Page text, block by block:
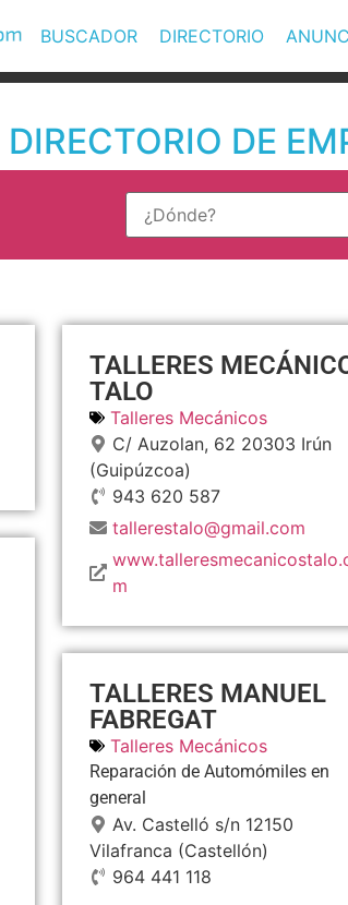
BUSCADOR DIRECTORIO
DIRECTORIO DE
TALLERES
TALO
Talleres Mecánicos
C/ Auzolan, 62 20303 Irún
(Guipúzcoa)
943 620 587
tallerestalo@gmail.com
m
TALLERES MANUEL
FABREGAT
Talleres Mecánicos
Reparación de Automómiles en
general
Av. Castelló s/n 12150
Vilafranca (Castellón)
964 441 118